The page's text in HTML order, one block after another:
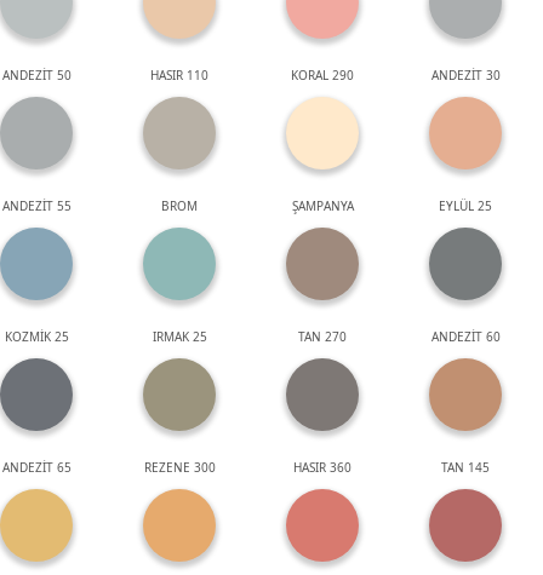
ANDEZİT 50 HASIR 110 KORAL 290 ANDEZİT 30
ANDEZİT 55 BROM ŞAMPANYA EYLÜL 25
KOZMİK 25 IRMAK 25 TAN 270 ANDEZİT 60
ANDEZİT 65 REZENE 300 HASIR 360 TAN 145